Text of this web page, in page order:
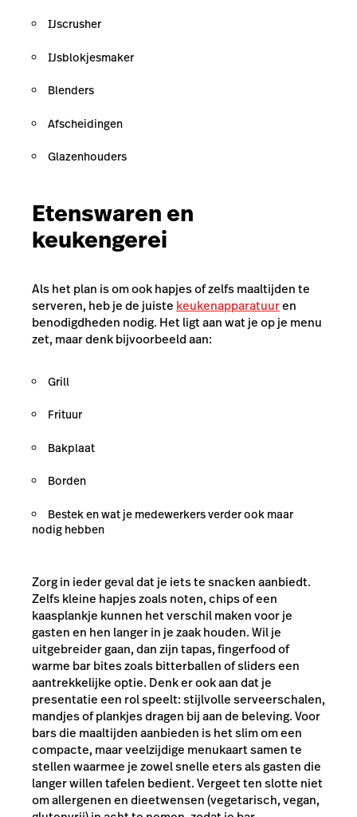
IJscrusher
IJsblokjesmaker
Blenders
Afscheidingen
Glazenhouders
Etenswaren en
keukengerei
Als het plan is om ook hapjes of zelfs maaltijden te
serveren, heb je de juiste keukenapparatuuren
benodigdheden nodig. Het ligt aan wat je op je menu
zet, maar denk bijvoorbeeld aan:
Grill
Frituur
Bakplaat
Borden
Bestek en wat je medewerkers verder ook maar
nodig hebben
Zorg in ieder geval dat je iets te snacken aanbiedt.
Zelfs kleine hapjes zoals noten, chips of een
kaasplankje kunnen het verschil maken voor je
gasten en hen langer in je zaak houden. Wil je
uitgebreider gaan, dan zijn tapas, fingerfood of
warme bar bites zoals bitterballen of sliders een
aantrekkelijke optie. Denk er ook aan dat je
presentatie een rol speelt: stijlvolle serveerschalen,
mandjes of plankjes dragen bij aan de beleving. Voor
bars die maaltijden aanbieden is het slim om een
compacte, maar veelzijdige menukaart samen te
stellen waarmee je zowel snelle eters als gasten die
langer willen tafelen bedient. Vergeet ten slotte niet
om allergenen en dieetwensen (vegetarisch, vegan,